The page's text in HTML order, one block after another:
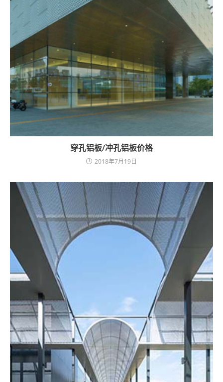
穿孔铝板/冲孔铝板价格
2018年7月19日